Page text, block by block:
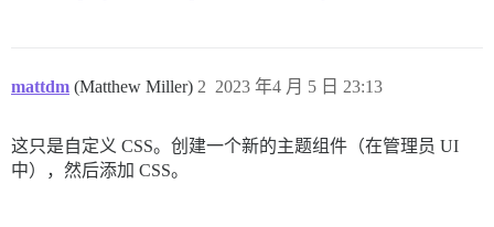
mattdm (Matthew Miller) 2023 年4 月 5 日 23:13
2
这只是自定义 CSS。创建一个新的主题组件（在管理员 UI
中），然后添加 CSS。